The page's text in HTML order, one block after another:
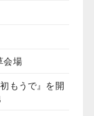
会場
もうで』を開